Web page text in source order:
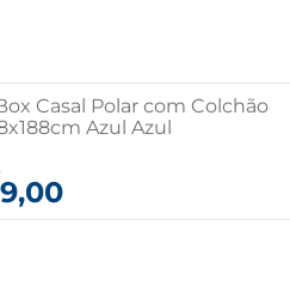
Casal Polar com Colchão
Azul Azul